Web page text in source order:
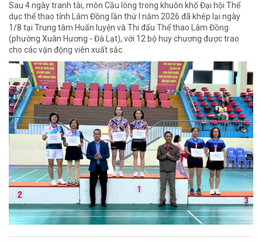
Sau 4 ngày tranh tài, môn Cầu lông trong khuôn khổ Đại hội Thể
dục thể thao tỉnh Lâm Đồng lần thứ I năm 2026 đã khép lại ngày
1/8 tại Trung tâm Huấn luyện và Thi đấu Thể thao Lâm Đồng
(phường Xuân Hương - Đà Lạt), với 12 bộ huy chương được trao
cho các vận động viên xuất sắc.